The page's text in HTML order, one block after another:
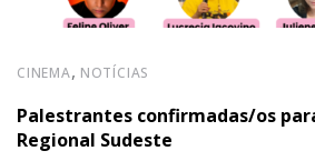
CINEMA, NOTÍCIAS
Palestrantes confirmadas/os
Regional Sudeste